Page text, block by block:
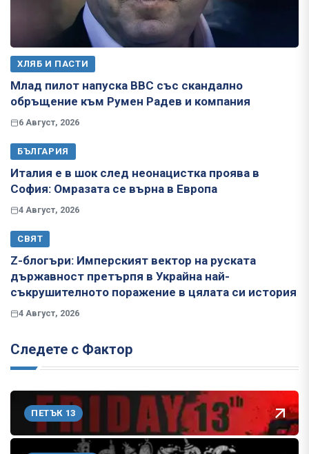
ХЛЯБ И ПАСТИ
Млад пилот напуска ВВС със скандално
обръщение към Румен Радев и компания
6 Август, 2026
БЪЛГАРИЯ
Италия е в шок след неонацистка проява в
София: Омразата се върна в Европа
4 Август, 2026
СВЯТ
Z-блогъри: Имперският вектор на руската
държавност претърпя в Украйна най-
съкрушителното поражение в цялата си история
4 Август, 2026
Следете с Фактор
ПЕТЪК 13